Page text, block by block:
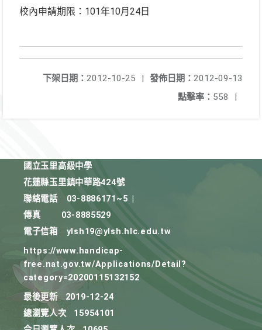
校內申請期限：101年10月24日
發佈日期： 2012-09-13
下架日期： 2012-10-25
|
點擊率： 558 |
國立玉里高級中學
花蓮縣玉里鎮中華路424號
聯絡電話
03-8886171~5
傳真
03-8885529
電子信箱
ylsh19@ylsh.hlc.edu.tw
https://www.handicap-
free.nat.gov.tw/Applications/Detail?
category=20200115132152
最後更新
2019-12-24
總瀏覽人次
15954101